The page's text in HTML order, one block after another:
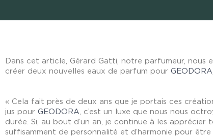
Dans cet article, Gérard Gatti, notre parfumeur, nous
créer deux nouvelles eaux de parfum pour GEODORA
« Cela fait près de deux ans que je portais ces
jus pour GEODORA , c’est un luxe que nous nous
durée. Si, au bout d’un an, je continue à les apprécier
suffisamment de personnalité et d’harmonie pour